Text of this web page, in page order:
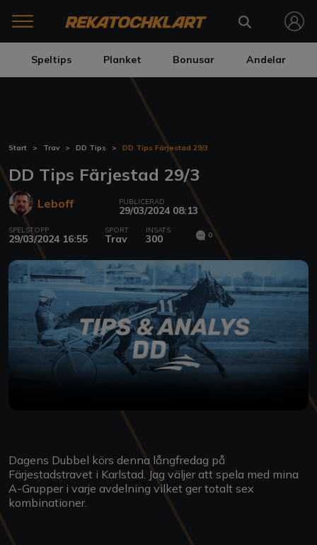
Speltips Planket Bonusar Andelar
Start Trav DD Tips DD Tips Färjestad 29/3
DD Tips Färjestad 29/3
Leboff PUBLICERAD
29/03/2024 08:13
SPELSTOPP
29/03/2024 16:55
SPORT
Trav
INSATS
300 0
Dagens Dubbel körs denna långfredag på
Färjestadstravet i Karlstad. Jag väljer att spela med mina
A-Grupper i varje avdelning vilket ger totalt sex
kombinationer.